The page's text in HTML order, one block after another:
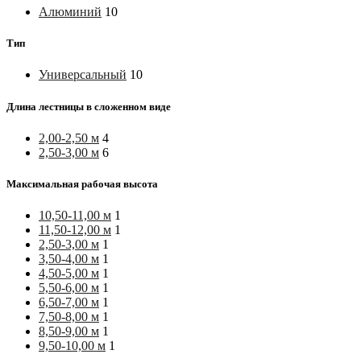
Алюминий 10
Тип
Универсальный 10
Длина лестницы в сложенном виде
2,00-2,50 м 4
2,50-3,00 м 6
Максимальная рабочая высота
10,50-11,00 м 1
11,50-12,00 м 1
2,50-3,00 м 1
3,50-4,00 м 1
4,50-5,00 м 1
5,50-6,00 м 1
6,50-7,00 м 1
7,50-8,00 м 1
8,50-9,00 м 1
9,50-10,00 м 1